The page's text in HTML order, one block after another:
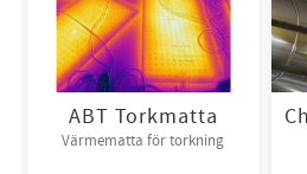
ABT Torkmatta
Värmematta för torkning